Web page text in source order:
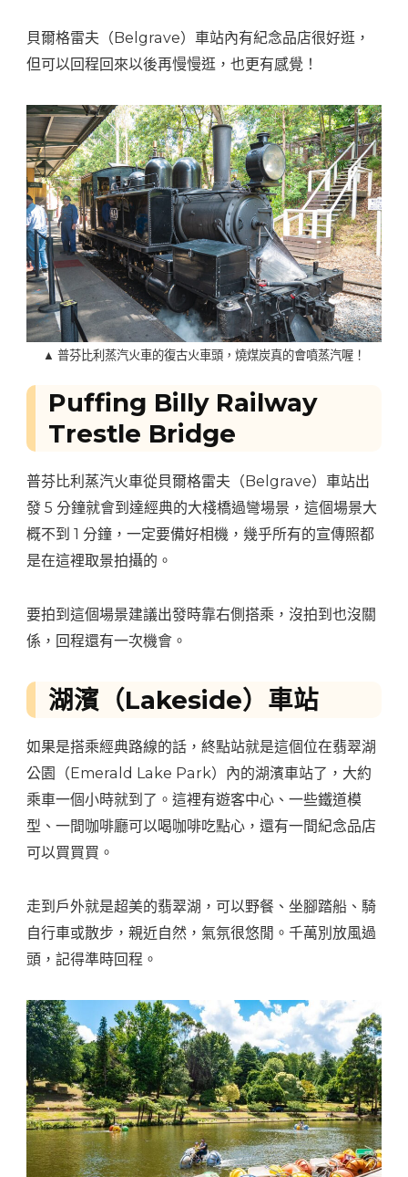
貝爾格雷夫（Belgrave）車站內有紀念品店很好逛，
但可以回程回來以後再慢慢逛，也更有感覺！
▲ 普芬比利蒸汽火車的復古火車頭，燒煤炭真的會噴蒸汽喔！
Puffing Billy Railway
Trestle Bridge
普芬比利蒸汽火車從貝爾格雷夫（Belgrave）車站出
發 5 分鐘就會到達經典的大棧橋過彎場景，這個場景大
概不到 1 分鐘，一定要備好相機，幾乎所有的宣傳照都
是在這裡取景拍攝的。
要拍到這個場景建議出發時靠右側搭乘，沒拍到也沒關
係，回程還有一次機會。
湖濱（Lakeside）車站
如果是搭乘經典路線的話，終點站就是這個位在翡翠湖
公園（Emerald Lake Park）內的湖濱車站了，大約
乘車一個小時就到了。這裡有遊客中心、一些鐵道模
型、一間咖啡廳可以喝咖啡吃點心，還有一間紀念品店
可以買買買。
走到戶外就是超美的翡翠湖，可以野餐、坐腳踏船、騎
自行車或散步，親近自然，氣氛很悠閒。千萬別放風過
頭，記得準時回程。